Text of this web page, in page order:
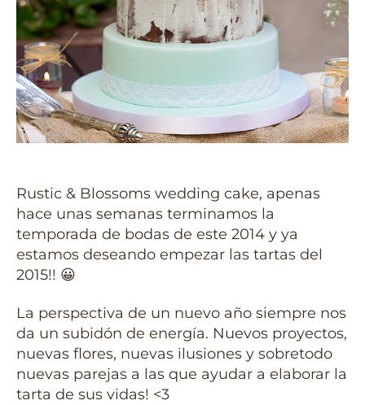
Rustic & Blossoms wedding cake, apenas
hace unas semanas terminamos la
temporada de bodas de este 2014 y ya
estamos deseando empezar las tartas del
2015!! 😀
La perspectiva de un nuevo año siempre nos
da un subidón de energía. Nuevos proyectos,
nuevas flores, nuevas ilusiones y sobretodo
nuevas parejas a las que ayudar a elaborar la
tarta de sus vidas! <3